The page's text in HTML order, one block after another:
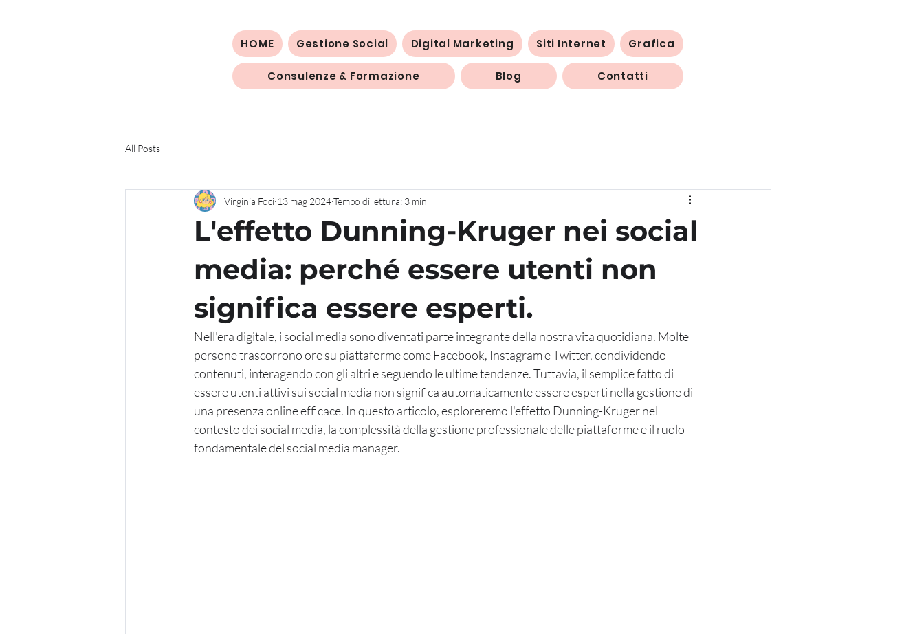
HOME Gestione Social Digital Marketing Siti Internet Grafica
Consulenze & Formazione Blog Contatti
All Posts
L'effetto Dunning-Kruger nei social
media: perché essere utenti non
significa essere esperti.
Virginia Foci 13 mag 2024Tempo di lettura: 3 min
Nell'era digitale, i social media sono diventati parte integrante della nostra vita quotidiana. Molte
persone trascorrono ore su piattaforme come Facebook, Instagram e Twitter, condividendo
contenuti, interagendo con gli altri e seguendo le ultime tendenze. Tuttavia, il semplice fatto di
essere utenti attivi sui social media non significa automaticamente essere esperti nella gestione di
una presenza online efficace. In questo articolo, esploreremo l'effetto Dunning-Kruger nel
contesto dei social media, la complessità della gestione professionale delle piattaforme e il ruolo
fondamentale del social media manager.